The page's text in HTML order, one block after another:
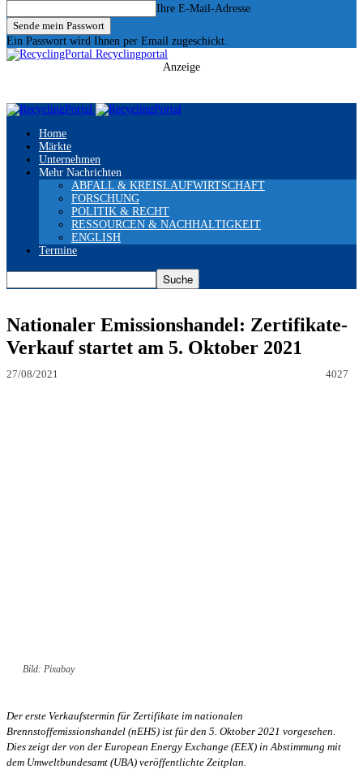
Ihre E-Mail-Adresse
Ein Passwort wird Ihnen per Email zugeschickt.
Recyclingportal
Anzeige
Home
Märkte
Unternehmen
Mehr Nachrichten
ABFALL & KREISLAUFWIRTSCHAFT
FORSCHUNG
POLITIK & RECHT
RESSOURCEN & NACHHALTIGKEIT
ENGLISH
Termine
Nationaler Emissionshandel: Zertifikate-
Verkauf startet am 5. Oktober 2021
27/08/2021 4027
Bild: Pixabay
Der erste Verkaufstermin für Zertifikate im nationalen
Brennstoffemissionshandel (nEHS) ist für den 5. Oktober 2021 vorgesehen.
Dies zeigt der von der European Energy Exchange (EEX) in Abstimmung mit
dem Umweltbundesamt (UBA) veröffentlichte Zeitplan.